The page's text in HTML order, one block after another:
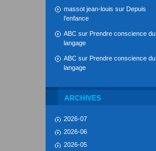
massot jean-louis sur Depuis
l’enfance
ABC sur Prendre conscience du
langage
ABC sur Prendre conscience du
langage
ARCHIVES
2026-07
2026-06
2026-05